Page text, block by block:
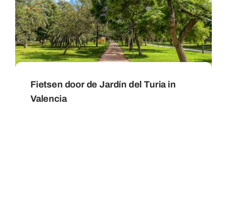
Fietsen door de Jardín del Turia in
Valencia